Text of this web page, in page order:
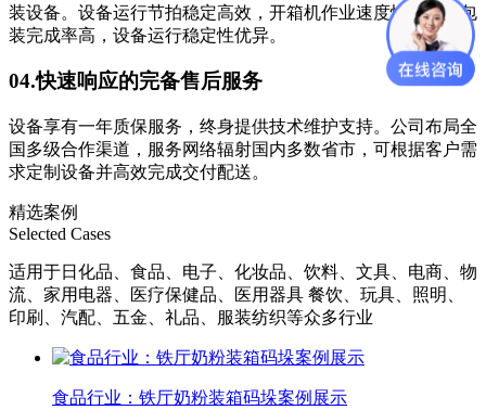
装设备。设备运行节拍稳定高效，开箱机作业速度快、成品包
装完成率高，设备运行稳定性优异。
04.快速响应的完备售后服务
设备享有一年质保服务，终身提供技术维护支持。公司布局全
国多级合作渠道，服务网络辐射国内多数省市，可根据客户需
求定制设备并高效完成交付配送。
精选案例
Selected Cases
适用于日化品、食品、电子、化妆品、饮料、文具、电商、物
流、家用电器、医疗保健品、医用器具 餐饮、玩具、照明、
印刷、汽配、五金、礼品、服装纺织等众多行业
食品行业：铁厅奶粉装箱码垛案例展示